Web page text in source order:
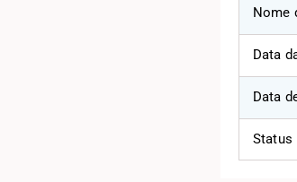
Nome
Data
Data
Status